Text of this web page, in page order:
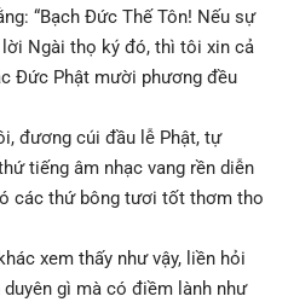
“Bạch Đức Thế Tôn! Nếu sự
Ngài thọ ký đó, thì tôi xin cả
Đức Phật mười phương đều
đương cúi đầu lễ Phật, tự
tiếng âm nhạc vang rền diễn
các thứ bông tươi tốt thơm tho
xem thấy như vậy, liền hỏi
gì mà có điềm lành như